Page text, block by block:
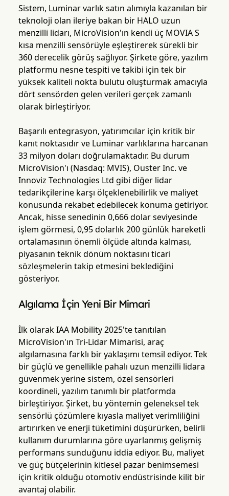
Sistem, Luminar varlık satın alımıyla kazanılan bir
teknoloji olan ileriye bakan bir HALO uzun
menzilli lidarı, MicroVision'ın kendi üç MOVIA S
kısa menzilli sensörüyle eşleştirerek sürekli bir
360 derecelik görüş sağlıyor. Şirkete göre, yazılım
platformu nesne tespiti ve takibi için tek bir
yüksek kaliteli nokta bulutu oluşturmak amacıyla
dört sensörden gelen verileri gerçek zamanlı
olarak birleştiriyor.
Başarılı entegrasyon, yatırımcılar için kritik bir
kanıt noktasıdır ve Luminar varlıklarına harcanan
33 milyon doları doğrulamaktadır. Bu durum
MicroVision'ı (Nasdaq: MVIS), Ouster Inc. ve
Innoviz Technologies Ltd gibi diğer lidar
tedarikçilerine karşı ölçeklenebilirlik ve maliyet
konusunda rekabet edebilecek konuma getiriyor.
Ancak, hisse senedinin 0,666 dolar seviyesinde
işlem görmesi, 0,95 dolarlık 200 günlük hareketli
ortalamasının önemli ölçüde altında kalması,
piyasanın teknik dönüm noktasını ticari
sözleşmelerin takip etmesini beklediğini
gösteriyor.
Algılama İçin Yeni Bir Mimari
İlk olarak IAA Mobility 2025'te tanıtılan
MicroVision'ın Tri-Lidar Mimarisi, araç
algılamasına farklı bir yaklaşımı temsil ediyor. Tek
bir güçlü ve genellikle pahalı uzun menzilli lidara
güvenmek yerine sistem, özel sensörleri
koordineli, yazılım tanımlı bir platformda
birleştiriyor. Şirket, bu yöntemin geleneksel tek
sensörlü çözümlere kıyasla maliyet verimliliğini
artırırken ve enerji tüketimini düşürürken, belirli
kullanım durumlarına göre uyarlanmış gelişmiş
performans sunduğunu iddia ediyor. Bu, maliyet
ve güç bütçelerinin kitlesel pazar benimsemesi
için kritik olduğu otomotiv endüstrisinde kilit bir
avantaj olabilir.